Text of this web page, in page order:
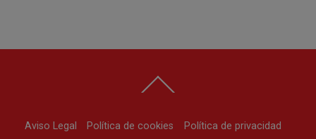
To
Aviso Legal Política de cookies
Política de privacidad